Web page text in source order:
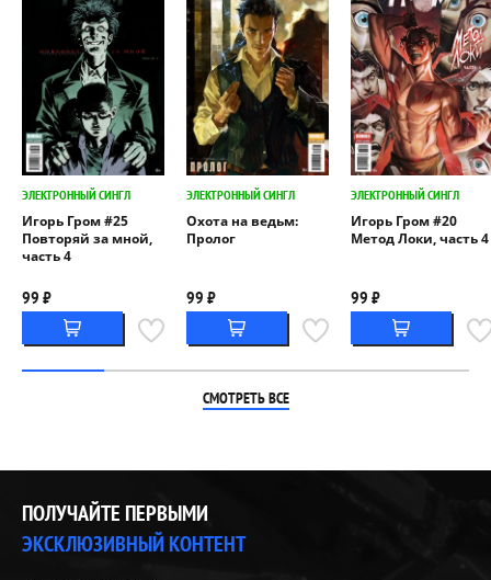
ЭЛЕКТРОННЫЙ СИНГЛ
Игорь Гром #25
Повторяй за мной,
часть 4
99 ₽
ЭЛЕКТРОННЫЙ СИНГЛ
Охота на ведьм:
Пролог
99 ₽
ЭЛЕКТРОННЫЙ СИНГЛ
Игорь Гром #20
Метод Локи, часть 4
99 ₽
СМОТРЕТЬ ВСЕ
ПОЛУЧАЙТЕ ПЕРВЫМИ
ЭКСКЛЮЗИВНЫЙ КОНТЕНТ